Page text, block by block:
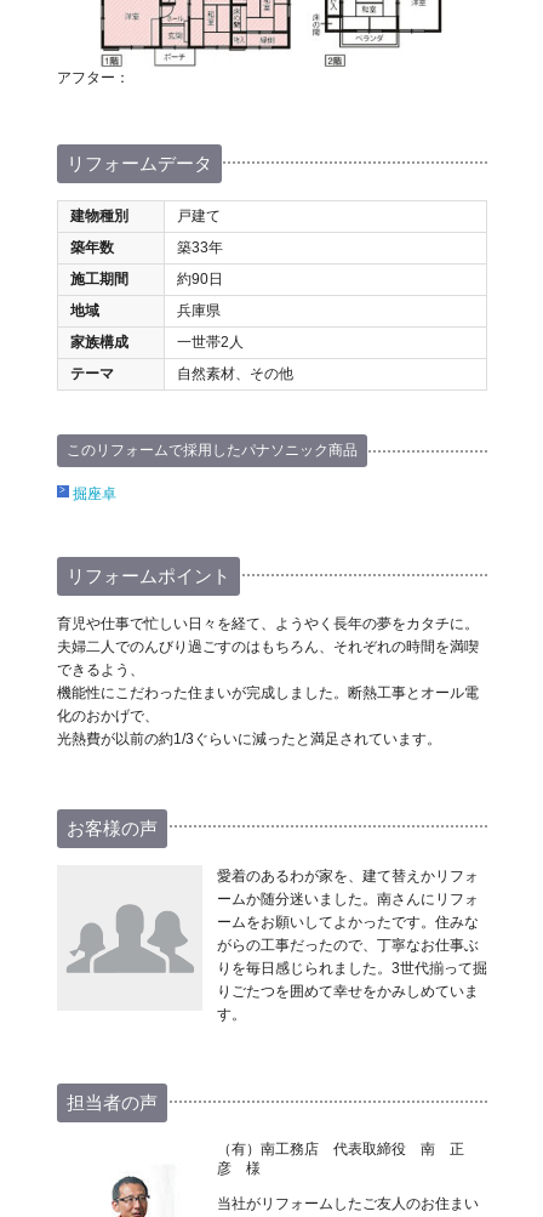
アフター：
リフォームデータ
建物種別
戸建て
築年数
築33年
施工期間
約90日
地域
兵庫県
家族構成
一世帯2人
テーマ
自然素材、その他
このリフォームで採用したパナソニック商品
掘座卓
リフォームポイント
育児や仕事で忙しい日々を経て、ようやく長年の夢をカタチに。
夫婦二人でのんびり過ごすのはもちろん、それぞれの時間を満喫
できるよう、
機能性にこだわった住まいが完成しました。断熱工事とオール電
化のおかげで、
光熱費が以前の約1/3ぐらいに減ったと満足されています。
お客様の声
愛着のあるわが家を、建て替えかリフォ
ームか随分迷いました。南さんにリフォ
ームをお願いしてよかったです。住みな
がらの工事だったので、丁寧なお仕事ぶ
りを毎日感じられました。3世代揃って掘
りごたつを囲めて幸せをかみしめていま
す。
担当者の声
（有）南工務店 代表取締役 南 正
彦 様
当社がリフォームしたご友人のお住まい